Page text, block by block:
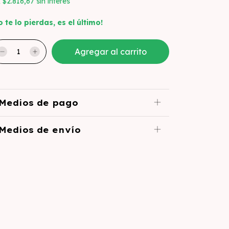
te lo pierdas, es el último!
de pago
de envío